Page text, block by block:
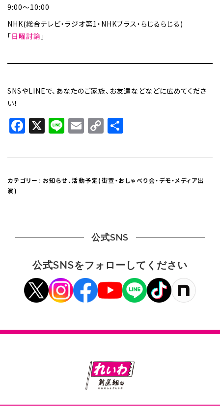
9:00～10:00
NHK(総合テレビ・ラジオ第1・NHKプラス・らじるらじる)
「日曜討論 」
SNSやLINEで、あなたのご家族、お友達などなどに広めてくださ
い！
Facebook
X LineEmail
Copy
カテゴリー: お知らせ、活動予定(街宣・おしゃべり会・デモ・メディア出
演)
公式SNS
公式SNSをフォローしてください